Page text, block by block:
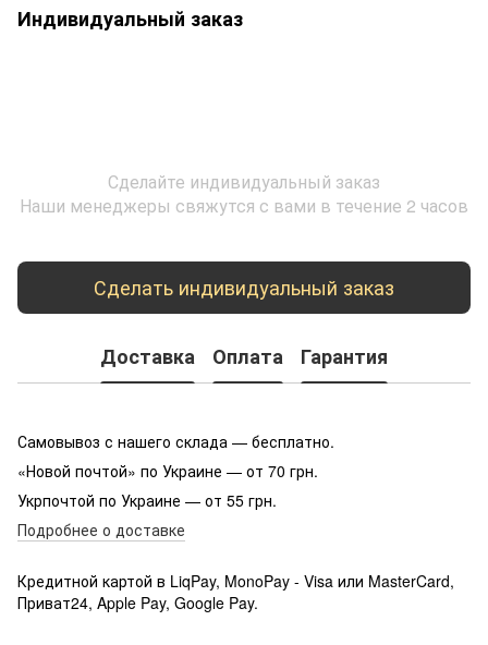
Индивидуальный заказ
Сделайте индивидуальный заказ
Наши менеджеры свяжутся с вами в течение 2 часов
Сделать индивидуальный заказ
Доставка Оплата Гарантия
Самовывоз с нашего склада — бесплатно.
«Новой почтой» по Украине — от 70 грн.
Укрпочтой по Украине — от 55 грн.
Подробнее о доставке
Кредитной картой в LiqPay, MonoPay - Visa или MasterCard,
Приват24, Apple Pay, Google Pay.